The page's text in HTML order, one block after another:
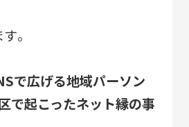
立ちと現在地
。
で広げる地域パーソン
で起こったネット縁の事